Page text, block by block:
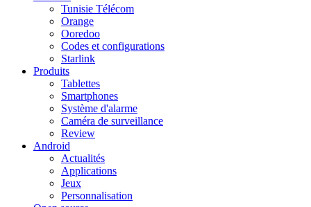
Tunisie Télécom
Orange
Ooredoo
Codes et configurations
Starlink
Produits
Tablettes
Smartphones
Système d'alarme
Caméra de surveillance
Review
Android
Actualités
Applications
Jeux
Personnalisation